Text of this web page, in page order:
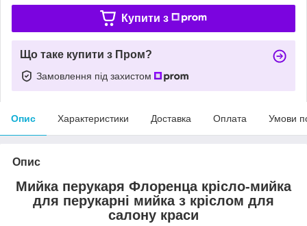
Купити з
Що таке купити з Пром?
Замовлення під захистом
Опис Характеристики Доставка Оплата Умови
Опис
Мийка перукаря Флоренца крісло-мийка
для перукарні мийка з кріслом для
салону краси